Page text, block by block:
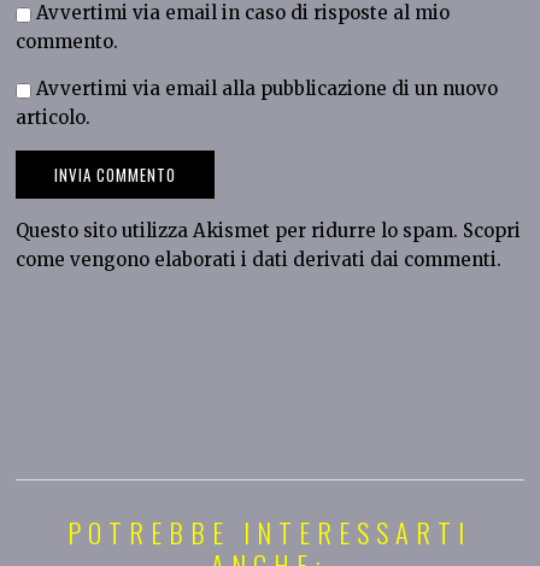
Avvertimi via email in caso di risposte al mio
commento.
Avvertimi via email alla pubblicazione di un nuovo
articolo.
Questo sito utilizza Akismet per ridurre lo spam. Scopri
come vengono elaborati i dati derivati dai commenti.
POTREBBE INTERESSARTI